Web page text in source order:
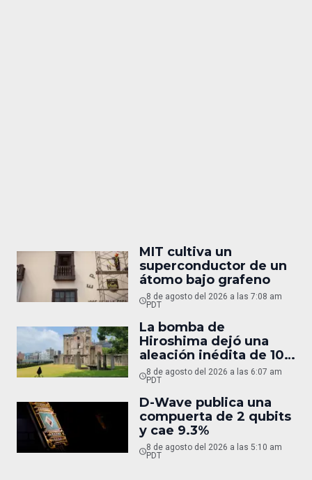
MIT cultiva un
superconductor de un
átomo bajo grafeno
8 de agosto del 2026 a las 7:08 am
PDT
La bomba de
Hiroshima dejó una
aleación inédita de 10
micras
8 de agosto del 2026 a las 6:07 am
PDT
D-Wave publica una
compuerta de 2 qubits
y cae 9.3%
8 de agosto del 2026 a las 5:10 am
PDT